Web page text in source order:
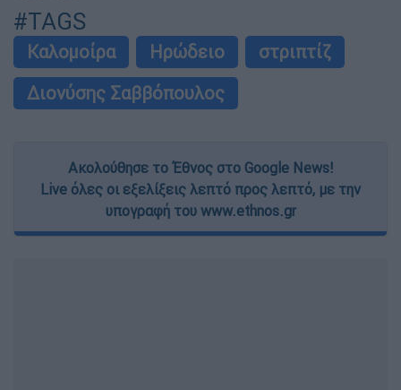
#TAGS
Καλομοίρα Ηρώδειο
στριπτίζ
Διονύσης Σαββόπουλος
Ακολούθησε το Έθνος στο Google News!
Live όλες οι εξελίξεις λεπτό προς λεπτό, με την
υπογραφή του www.ethnos.gr